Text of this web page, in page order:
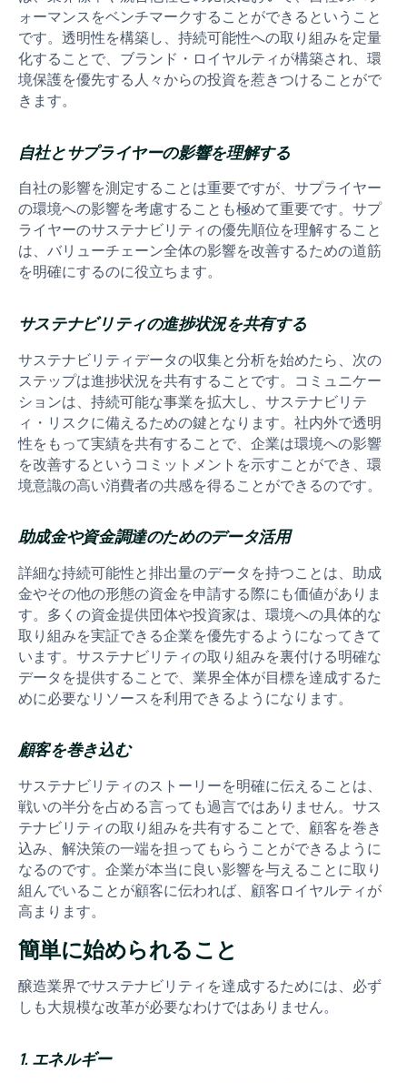
ォーマンスをベンチマークすることができるということ
です。透明性を構築し、持続可能性への取り組みを定量
化することで、ブランド・ロイヤルティが構築され、環
境保護を優先する人々からの投資を惹きつけることがで
きます。
自社とサプライヤーの影響を理解する
自社の影響を測定することは重要ですが、サプライヤー
の環境への影響を考慮することも極めて重要です。サプ
ライヤーのサステナビリティの優先順位を理解すること
は、バリューチェーン全体の影響を改善するための道筋
を明確にするのに役立ちます。
サステナビリティの進捗状況を共有する
サステナビリティデータの収集と分析を始めたら、次の
ステップは進捗状況を共有することです。コミュニケー
ションは、持続可能な事業を拡大し、サステナビリテ
ィ・リスクに備えるための鍵となります。社内外で透明
性をもって実績を共有することで、企業は環境への影響
を改善するというコミットメントを示すことができ、環
境意識の高い消費者の共感を得ることができるのです。
助成金や資金調達のためのデータ活用
詳細な持続可能性と排出量のデータを持つことは、助成
金やその他の形態の資金を申請する際にも価値がありま
す。多くの資金提供団体や投資家は、環境への具体的な
取り組みを実証できる企業を優先するようになってきて
います。サステナビリティの取り組みを裏付ける明確な
データを提供することで、業界全体が目標を達成するた
めに必要なリソースを利用できるようになります。
顧客を巻き込む
サステナビリティのストーリーを明確に伝えることは、
戦いの半分を占める言っても過言ではありません。サス
テナビリティの取り組みを共有することで、顧客を巻き
込み、解決策の一端を担ってもらうことができるように
なるのです。企業が本当に良い影響を与えることに取り
組んでいることが顧客に伝われば、顧客ロイヤルティが
高まります。
簡単に始められること
醸造業界でサステナビリティを達成するためには、必ず
しも大規模な改革が必要なわけではありません。
1. エネルギー